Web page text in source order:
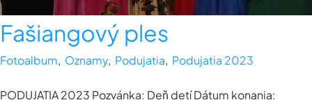
Fašiangový ples
Fotoalbum, Oznamy, Podujatia, Podujatia 2023
PODUJATIA 2023 Pozvánka: Deň detí Dátum konania: